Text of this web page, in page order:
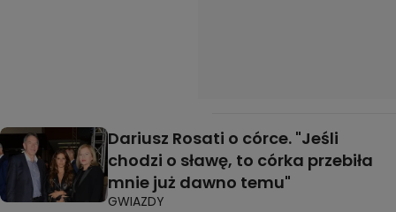
Dariusz Rosati o córce. "Jeśli
chodzi o sławę, to córka przebiła
mnie już dawno temu"
GWIAZDY